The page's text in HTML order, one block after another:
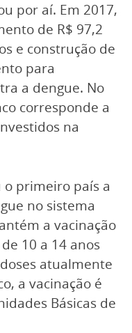
por aí. Em 2017,
de R$ 97,2
e construção de
para
a dengue. No
corresponde a
na
o primeiro país a
no sistema
a vacinação
10 a 14 anos
atualmente
a vacinação é
Básicas de